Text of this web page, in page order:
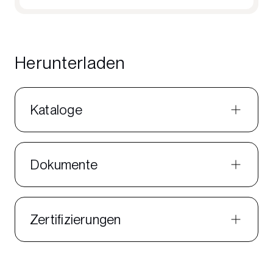
Herunterladen
Kataloge
Dokumente
Zertifizierungen